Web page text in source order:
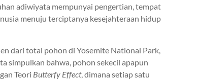
adiwiyata mempunyai pengertian, tempat
menuju terciptanya kesejahteraan hidup
dari total pohon di Yosemite National Park,
simpulkan bahwa, pohon sekecil apapun
Teori Butterfy Effect, dimana setiap satu